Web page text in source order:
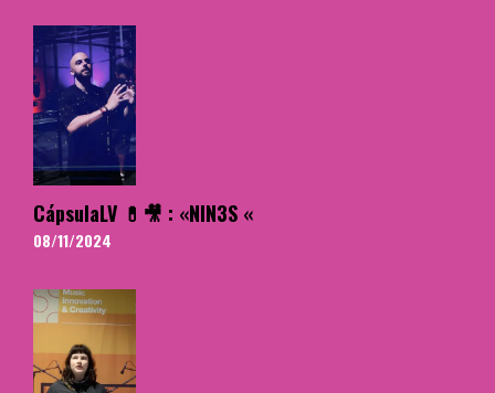
CápsulaLV 💊🎥 : «NIN3S «
08/11/2024